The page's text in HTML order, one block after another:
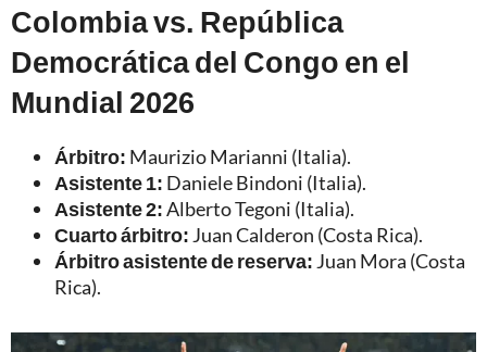
Colombia vs. República
Democrática del Congo en el
Mundial 2026
Árbitro: Maurizio Marianni (Italia).
Asistente 1: Daniele Bindoni (Italia).
Asistente 2:Alberto Tegoni (Italia).
Cuarto árbitro: Juan Calderon (Costa Rica).
Árbitro asistente de reserva: Juan Mora (Costa
Rica).